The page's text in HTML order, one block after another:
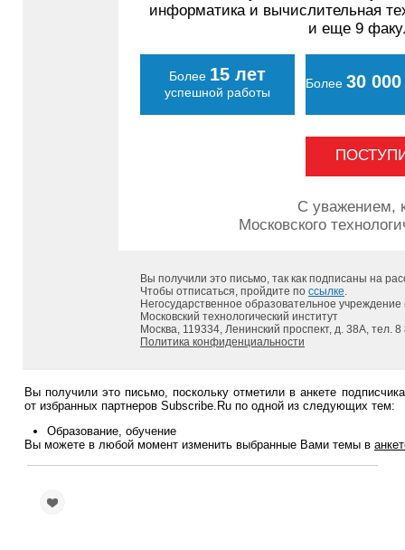
информатика и вычислительная
и еще 9
Более 15 лет
успешной работы
Более 30 000
С уважением,
Московского
Вы получили это письмо, так как подписаны на
Чтобы отписаться, пройдите по ссылке.
Негосударственное образовательное
Московский технологический институт
Москва, 119334, Ленинский проспект, д. 38А, тел.
Политика конфиденциальности
Вы получили это письмо, поскольку отметили в анкете
от избранных партнеров Subscribe.Ru по одной из следующих тем:
Образование, обучение
Вы можете в любой момент изменить выбранные Вами темы в